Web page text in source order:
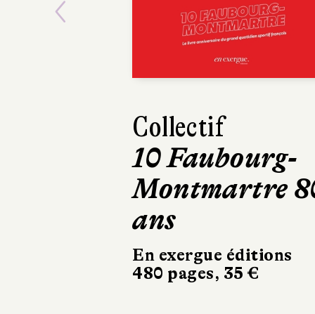
Collectif
10 Faubourg-
Montmartre
ans
En exergue éditions
480 pages, 35 €
Maxime
Mourir
fois
Previous